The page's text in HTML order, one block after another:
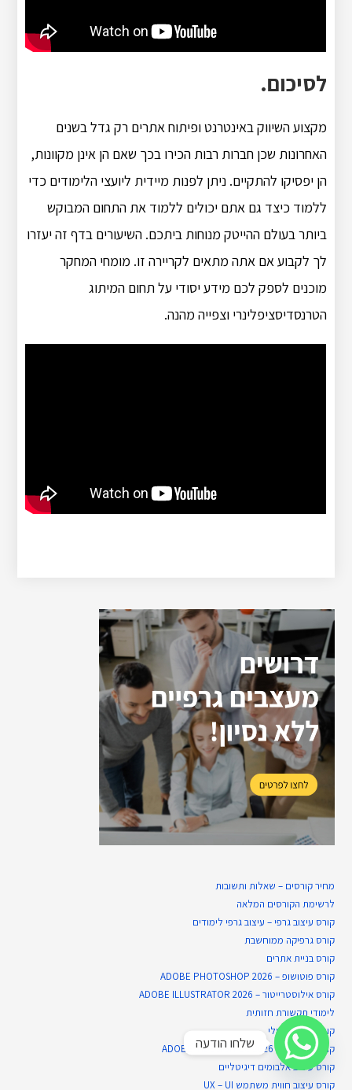
לסיכום.
מקצוע השיווק באינטרנט ופיתוח אתרים רק גדל בשנים
האחרונות שכן חברות רבות הכירו בכך שאם הן אינן מקוונות,
הן יפסיקו להתקיים. ניתן לפנות מיידית ליועצי הלימודים כדי
ללמוד כיצד גם אתם יכולים ללמוד את התחום המבוקש
ביותר בעולם ההייטק מנוחות ביתכם. השיעורים בדף זה יעזרו
לך לקבוע אם אתה מתאים לקריירה זו. מומחי המחקר
מוכנים לספק לכם מידע יסודי על תחום המיתוג
הטרנסדיסציפלינרי וצפייה מהנה.
מחיר קורסים – שאלות ותשובות
לרשימת הקורסים המלאה
קורס עיצוב גרפי – עיצוב גרפי לימודים
קורס גרפיקה ממוחשבת
קורס בניית​ אתרים
קורס פוטושופ – ADOBE PHOTOSHOP 2026
קורס אילוסטרייטור – ADOBE ILLUSTRATOR 2026
לימודי תקשורת חזותית
קורס ציור דיגיטלי
קורס אינדיזיין – ADOBE INDESIGN CC 2026
קורס עיצוב אלבומים דיגיטליים
קורס עיצוב חווית משתמש UX – UI
שלחו הודעה